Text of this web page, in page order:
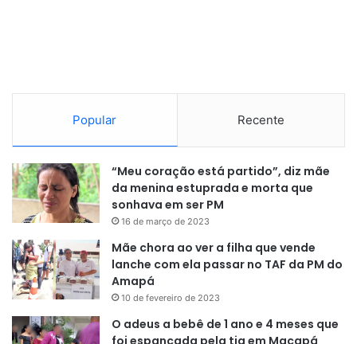
Popular Recente
“Meu coração está partido”, diz mãe
da menina estuprada e morta que
sonhava em ser PM
16 de março de 2023
Mãe chora ao ver a filha que vende
lanche com ela passar no TAF da PM do
Amapá
10 de fevereiro de 2023
O adeus a bebê de 1 ano e 4 meses que
foi espancada pela tia em Macapá